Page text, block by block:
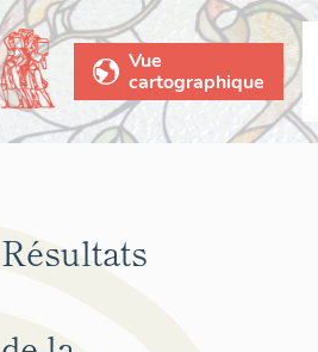
Vue
cartographique
Résultats